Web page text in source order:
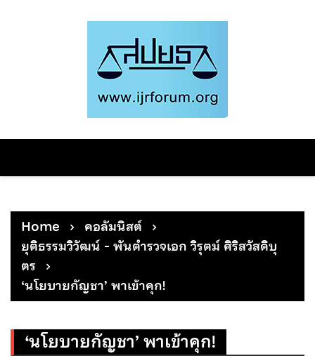
Home
คอลัมนิสต์
ยุติธรรมวิวัฒน์ - พันตำรวจเอก วิรุตม์ ศิริสวัสดิบุ
ตร
‘นโยบายกัญชา’ พาเข้าคุก!
‘นโยบายกัญชา’ พาเข้าคุก!